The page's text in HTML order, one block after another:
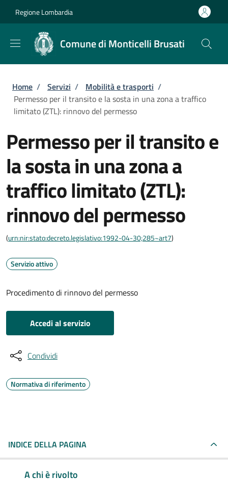
Regione Lombardia
Comune di Monticelli Brusati
Briciole di pane
Home / Servizi / Mobilità e trasporti /
Permesso per il transito e la sosta in una zona a traffico
limitato (ZTL): rinnovo del permesso
Permesso per il transito e
la sosta in una zona a
traffico limitato (ZTL):
rinnovo del permesso
(urn:nir:stato:decreto.legislativo:1992-04-30;285~art7)
Servizio attivo
Procedimento di rinnovo del permesso
Accedi al servizio
Condividi
Normativa di riferimento
INDICE DELLA PAGINA
A chi è rivolto